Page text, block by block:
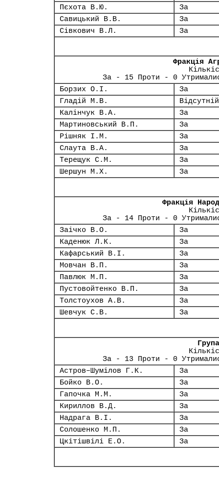
Пєхота В.Ю.
За
Савицький В.В.
За
Сівкович В.Л.
За
Фракція
За - 15 Проти - 0
Борзих О.І.
За
Гладій М.В.
Відсутній
Калінчук В.А.
За
Мартиновський В.П.
За
Рішняк І.М.
За
Слаута В.А.
За
Терещук С.М.
За
Шершун М.Х.
За
Фракція
За - 14 Проти - 0
Заічко В.О.
За
Каденюк Л.К.
За
Кафарський В.І.
За
Мовчан В.П.
За
Павлюк М.П.
За
Пустовойтенко В.П.
За
Толстоухов А.В.
За
Шевчук С.В.
За
За - 13 Проти - 0
Астров–Шумілов Г.К.
За
Бойко В.О.
За
Гапочка М.М.
За
Кириллов В.Д.
За
Надрага В.І.
За
Солошенко М.П.
За
Цкітішвілі Е.О.
За